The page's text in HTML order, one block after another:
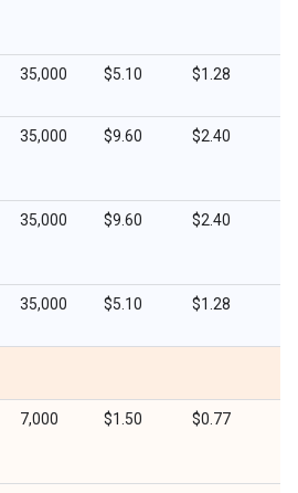
35,000 $5.10 $1.28
35,000 $9.60 $2.40
35,000 $9.60 $2.40
35,000 $5.10 $1.28
7,000 $1.50 $0.77